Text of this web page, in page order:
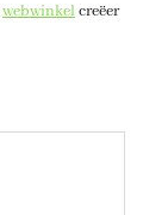
webwinkelcreëer